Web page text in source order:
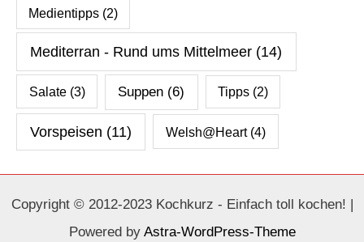
Medientipps (2)
Mediterran - Rund ums Mittelmeer (14)
Salate(3) Suppen (6) Tipps(2)
Vorspeisen (11) Welsh@Heart(4)
Copyright © 2012-2023 Kochkurz - Einfach toll kochen! |
Powered by Astra-WordPress-Theme